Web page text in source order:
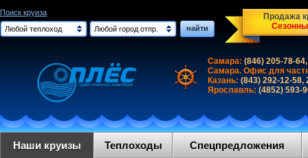
Поиск круиза
Любой теплоход
Любой город отпр. найти
Продажа
Самара: (846) 205-78-
Самара. Офис для
Казань: (843) 292-12-58,
Ярославль: (4852) 593-
Наши круизы Теплоходы Спецпредложения